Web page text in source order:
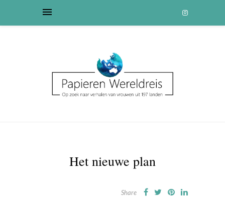
Het nieuwe plan
Share